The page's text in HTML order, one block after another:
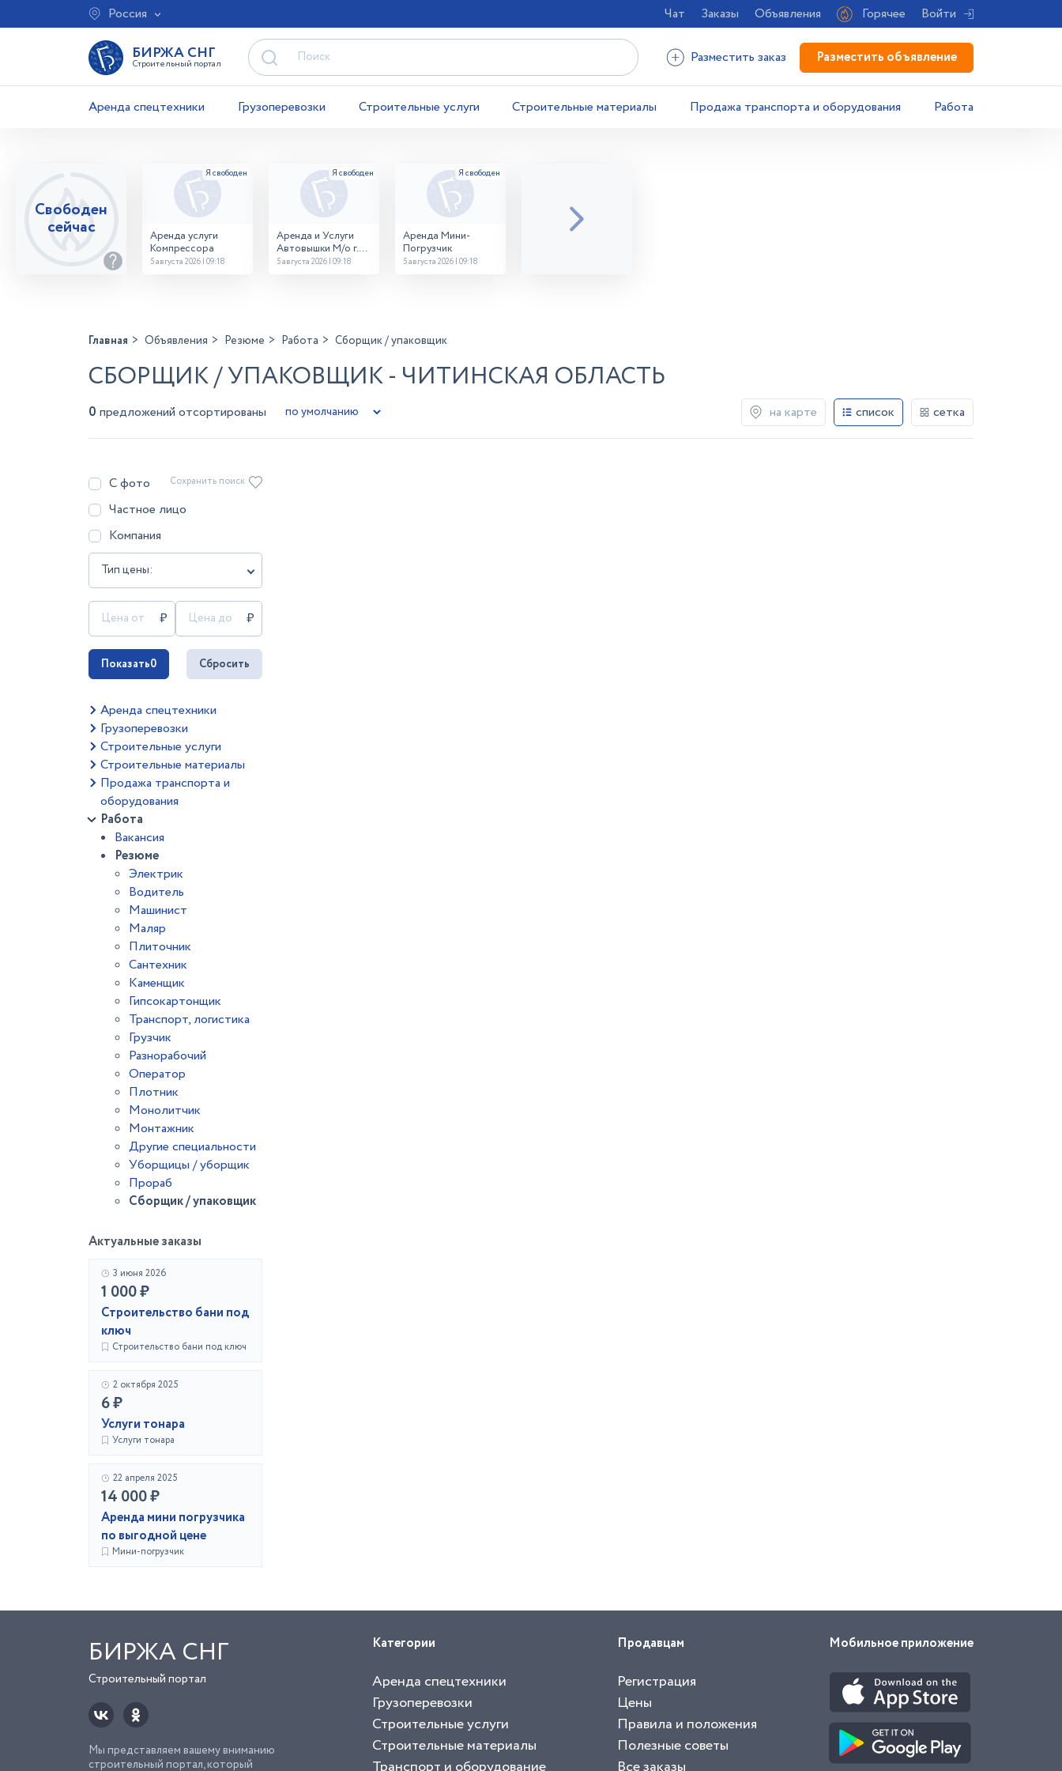
Россия Чат Заказы Объявления Горячее Войти
БИРЖА СНГ
Строительный портал Разместить заказ Разместить объявление
Аренда спецтехники Грузоперевозки Строительные услуги Строительные материалы Продажа транспорта и оборудования Работа
Свободен
сейчас
Аренда услуги
Компрессора
5 августа 2026 | 09:18
Аренда и Услуги
Автовышки М/о г.
Домодедово
5 августа 2026 | 09:18
Аренда Мини-
Погрузчик
5 августа 2026 | 09:18
Главная Объявления Резюме Работа Сборщик / упаковщик
СБОРЩИК / УПАКОВЩИК - ЧИТИНСКАЯ ОБЛАСТЬ
0 предложений отсортированы на карте список сетка
С фото
Частное лицо
Компания
Тип цены:
Сохранить поиск
Показать0 Сбросить
Аренда спецтехники
Грузоперевозки
Строительные услуги
Строительные материалы
Продажа транспорта и
оборудования
Работа
Вакансия
Резюме
Электрик
Водитель
Машинист
Маляр
Плиточник
Сантехник
Каменщик
Гипсокартонщик
Транспорт, логистика
Грузчик
Разнорабочий
Оператор
Плотник
Монолитчик
Монтажник
Другие специальности
Уборщицы / уборщик
Прораб
Сборщик / упаковщик
Актуальные заказы
3 июня 2026
1 000 ₽
Строительство бани под
ключ
Строительство бани под ключ
2 октября 2025
6 ₽
Услуги тонара
Услуги тонара
22 апреля 2025
14 000 ₽
Аренда мини погрузчика
по выгодной цене
Мини-погрузчик
БИРЖА СНГ
Строительный портал
Мы представляем вашему вниманию
строительный портал, который
Категории
Аренда спецтехники
Грузоперевозки
Строительные услуги
Строительные материалы
Продавцам
Регистрация
Цены
Правила и положения
Полезные советы
Мобильное приложение